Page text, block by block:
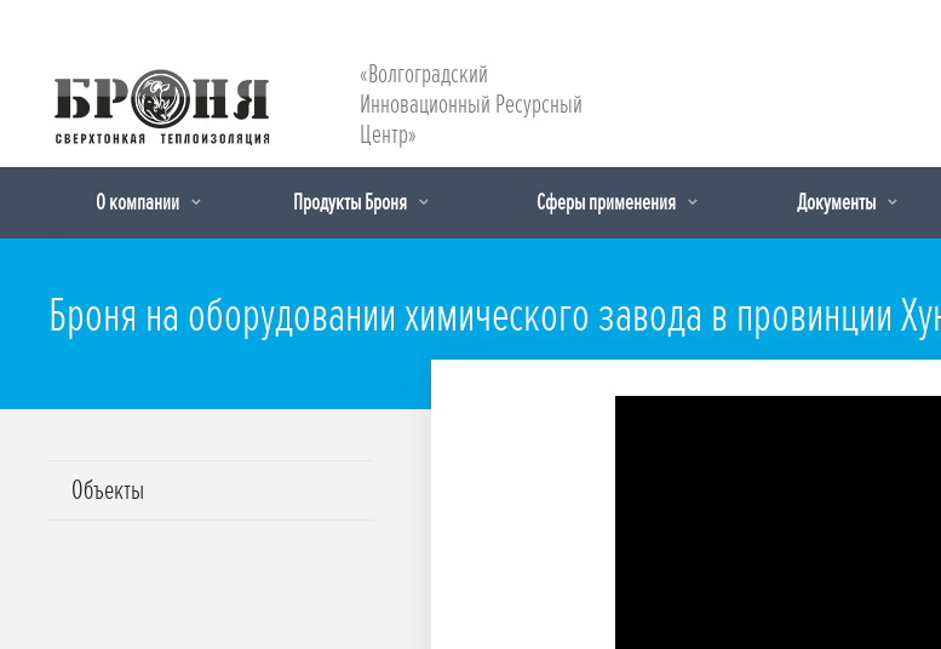
«Волгоградский
Инновационный Ресурсный
Центр»
О компании Продукты Броня Сферы применения Документы
Броня на оборудовании химического завода в провинции
Объекты